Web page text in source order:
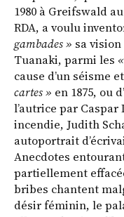
1980 à Greifswald
RDA, a voulu
gambades » sa vision
Tuanaki, parmi les
cause d’un séisme
cartes » en 1875, ou
l’autrice par
incendie, Judith
autoportrait
Anecdotes
partiellement
bribes chantent
désir féminin, le